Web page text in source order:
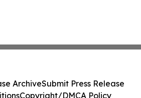
ArchiveSubmit Press Release
Copyright/DMCA Policy